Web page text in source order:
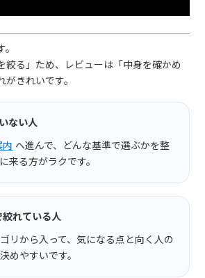
絞る」ため、レビューは「中身を確かめ
きれいです。
ない人
へ進んで、どんな基準で選ぶかを整
来る方がラクです。
れている人
リから入って、気になる点と向く人の
めやすいです。